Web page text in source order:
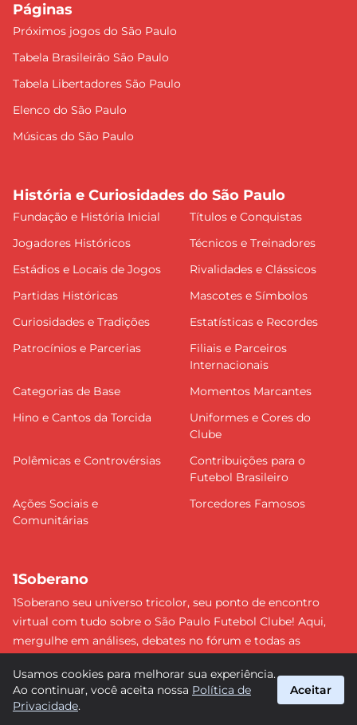
Páginas
Próximos jogos do São Paulo
Tabela Brasileirão São Paulo
Tabela Libertadores São Paulo
Elenco do São Paulo
Músicas do São Paulo
História e Curiosidades do São Paulo
Fundação e História Inicial
Títulos e Conquistas
Jogadores Históricos
Técnicos e Treinadores
Estádios e Locais de Jogos
Rivalidades e Clássicos
Partidas Históricas
Mascotes e Símbolos
Curiosidades e Tradições
Estatísticas e Recordes
Patrocínios e Parcerias
Filiais e Parceiros
Internacionais
Categorias de Base
Momentos Marcantes
Hino e Cantos da Torcida
Uniformes e Cores do
Clube
Polêmicas e Controvérsias
Contribuições para o
Futebol Brasileiro
Ações Sociais e
Comunitárias
Torcedores Famosos
1Soberano
1Soberano seu universo tricolor, seu ponto de encontro
virtual com tudo sobre o São Paulo Futebol Clube! Aqui,
mergulhe em análises, debates no fórum e todas as
detalhe e faça parte dessa comunidade apaixonada pelo
tricolor paulista. #SPFC #SãoPaulo #1Soberano
Usamos cookies para melhorar sua experiência.
Ao continuar, você aceita nossa Política de
Privacidade.
Aceitar